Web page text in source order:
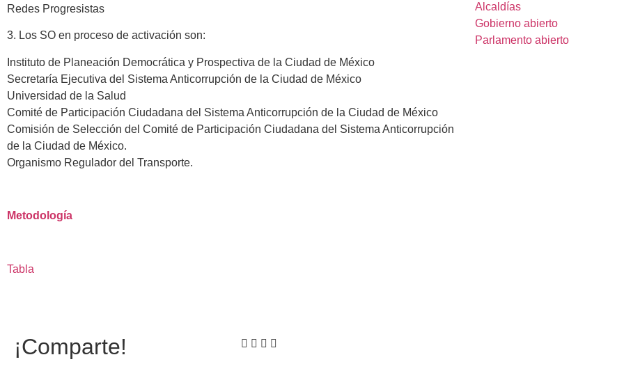
Redes Progresistas
3. Los SO en proceso de activación son:
Instituto de Planeación Democrática y Prospectiva de la Ciudad de México
Secretaría Ejecutiva del Sistema Anticorrupción de la Ciudad de México
Universidad de la Salud
Comité de Participación Ciudadana del Sistema Anticorrupción de la Ciudad de México
Comisión de Selección del Comité de Participación Ciudadana del Sistema Anticorrupción
de la Ciudad de México.
Organismo Regulador del Transporte.
Metodología
Tabla
¡Comparte!
Alcaldías
Gobierno abierto
Parlamento abierto